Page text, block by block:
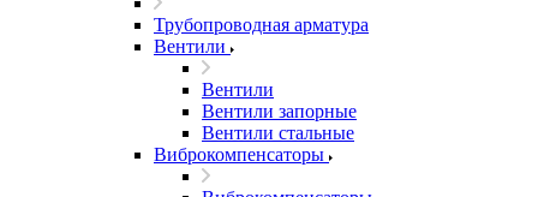
Трубопроводная арматура
Вентили
Вентили
Вентили запорные
Вентили стальные
Виброкомпенсаторы